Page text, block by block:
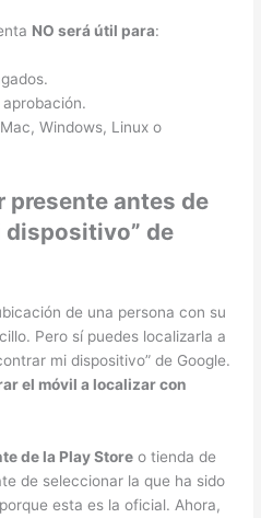
NO será útil para:
Windows, Linux o
presente antes de
dispositivo” de
de una persona con su
Pero sí puedes localizarla a
mi dispositivo” de Google.
el móvil a localizar con
de la Play Store o tienda de
de seleccionar la que ha sido
esta es la oficial. Ahora,